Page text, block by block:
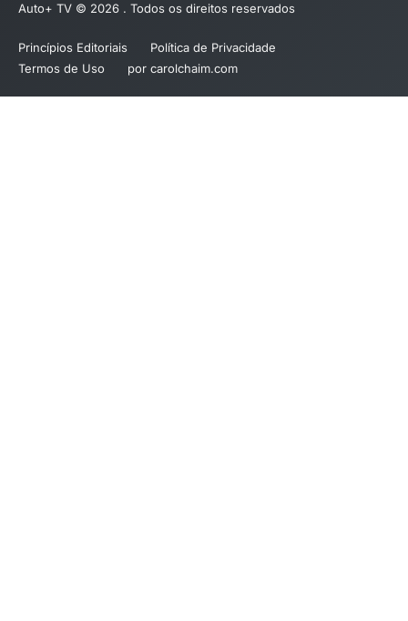
Auto+ TV © 2026 . Todos os direitos reservados
Princípios Editoriais
Política de Privacidade
Termos de Uso
por carolchaim.com